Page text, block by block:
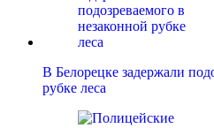
В Белорецке задержали
рубке леса